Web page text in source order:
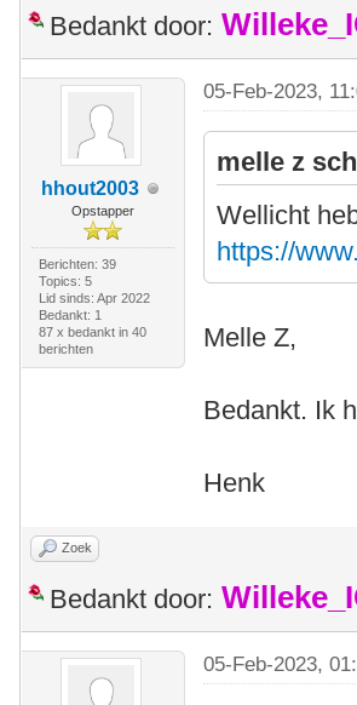
Bedankt door:
hhout2003
Opstapper
Berichten: 39
Topics: 5
Lid sinds: Apr 2022
Bedankt: 1
87 x bedankt in 40
berichten
05-Feb-2023,
melle z
Wellicht
https://
Melle Z,
Bedankt. Ik
Henk
Zoek
Bedankt door:
05-Feb-2023,